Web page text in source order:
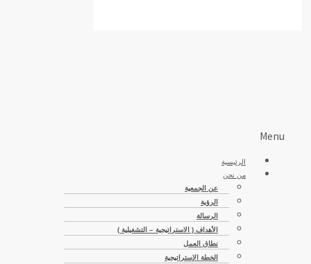
Menu
الرئيسية
من نحن
عن الجمعية
الرؤية
الرسالة
الأهداف ( الاستراتيجية – التشغيلية )
نطاق العمل
الخطة الإستراتيجية